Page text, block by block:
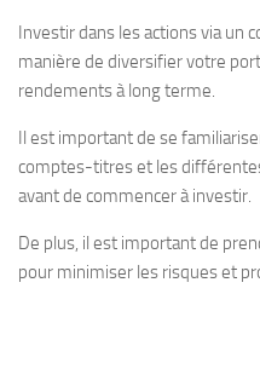
Investir dans les actions via un
manière de diversifier votre
rendements à long terme.
Il est important de se
comptes-titres et les
avant de commencer à investir.
De plus, il est important de
pour minimiser les risques et